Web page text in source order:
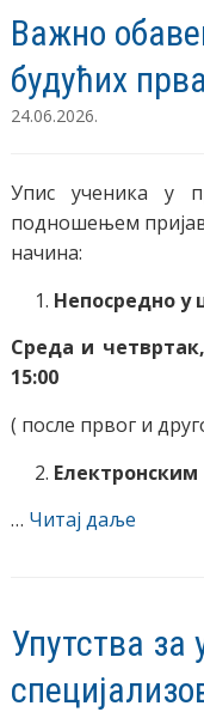
Важно
будућих
24.06.2026.
Упис ученика у
подношењем
начина:
Непосредно у
Среда и четвртак,
15:00
( после првог и
Електронским
… Читај даље
Упутства за